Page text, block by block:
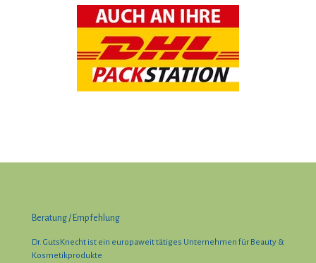
Beratung / Empfehlung
Dr. GutsKnecht ist ein europaweit tätiges Unternehmen für Beauty &
Kosmetikprodukte